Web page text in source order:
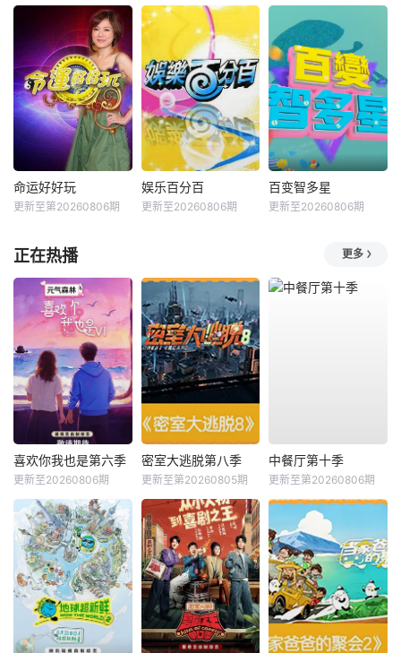
命运好好玩
更新至第20260806期
娱乐百分百
更新至20260806期
百变智多星
更新至20260806期
正在热播 更多
喜欢你我也是第六季
更新至20260806期
密室大逃脱第八季
更新至第20260805期
中餐厅第十季
更新至第20260806期